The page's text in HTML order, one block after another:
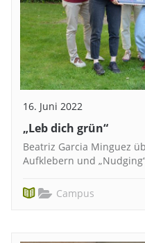
16. Juni 2022
„Leb dich grün“
Beatriz Garcia Minguez
Aufklebern und
Campus